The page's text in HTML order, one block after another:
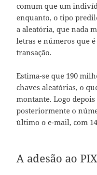
comum que um
enquanto, o tipo
a aleatória, que nada
letras e números que
transação.
Estima-se que 190
chaves aleatórias, o
montante. Logo depois
posteriormente o
último o e-mail, com
A adesão ao